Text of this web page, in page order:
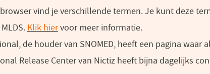
nieuw
venster)
browser vind je verschillende termen. Je kunt deze
Klik hier(opent
in
een
voor meer informatie.
de houder van SNOMED, heeft een pagina
Release Center van Nictiz heeft bijna dagelijks